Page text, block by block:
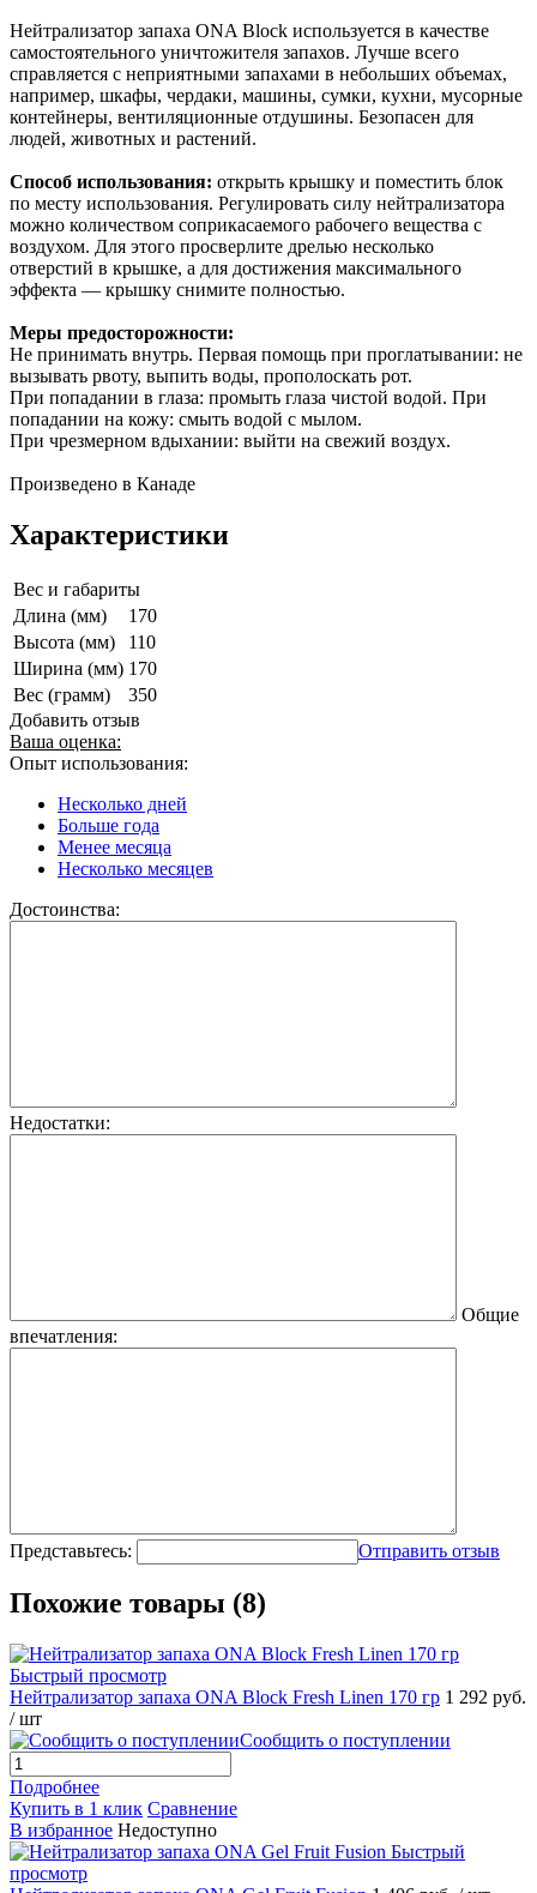
Нейтрализатор запаха ONA Block используется в качестве
самостоятельного уничтожителя запахов. Лучше всего
справляется с неприятными запахами в небольших объемах,
например, шкафы, чердаки, машины, сумки, кухни, мусорные
контейнеры, вентиляционные отдушины. Безопасен для
людей, животных и растений.
Способ использования: открыть крышку и поместить блок
по месту использования. Регулировать силу нейтрализатора
можно количеством соприкасаемого рабочего вещества с
воздухом. Для этого просверлите дрелью несколько
отверстий в крышке, а для достижения максимального
эффекта — крышку снимите полностью.
Меры предосторожности:
Не принимать внутрь. Первая помощь при проглатывании: не
вызывать рвоту, выпить воды, прополоскать рот.
При попадании в глаза: промыть глаза чистой водой. При
попадании на кожу: смыть водой с мылом.
При чрезмерном вдыхании: выйти на свежий воздух.
Произведено в Канаде
Характеристики
Вес и габариты
Длина (мм)
170
Высота (мм)
110
Ширина (мм) 170
Вес (грамм)
350
Добавить отзыв
Ваша оценка:
Опыт использования:
Несколько дней
Больше года
Менее месяца
Несколько месяцев
Достоинства:
Недостатки:
Общие
впечатления:
Представьтесь: Отправить отзыв
Похожие товары (8)
Быстрый просмотр
Нейтрализатор запаха ONA Block Fresh Linen 170 гр 1 292 руб.
/ шт
Сообщить о поступлении
Подробнее
Купить в 1 клик Сравнение
В избранное Недоступно
Быстрый
просмотр